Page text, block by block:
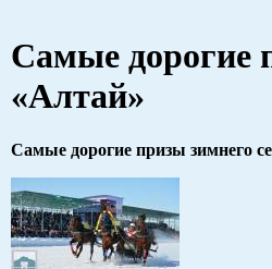
Самые дорогие
«Алтай»
Самые дорогие призы зимнего